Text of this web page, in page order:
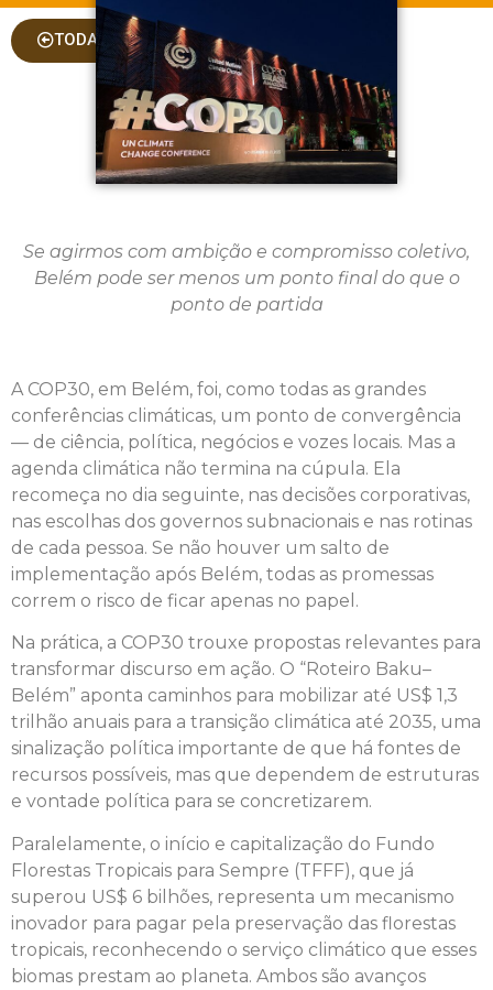
TODAS AS COLUNAS
Se agirmos com ambição e compromisso coletivo,
Belém pode ser menos um ponto final do que o
ponto de partida
A COP30, em Belém, foi, como todas as grandes
conferências climáticas, um ponto de convergência
— de ciência, política, negócios e vozes locais. Mas a
agenda climática não termina na cúpula. Ela
recomeça no dia seguinte, nas decisões corporativas,
nas escolhas dos governos subnacionais e nas rotinas
de cada pessoa. Se não houver um salto de
implementação após Belém, todas as promessas
correm o risco de ficar apenas no papel.
Na prática, a COP30 trouxe propostas relevantes para
transformar discurso em ação. O “Roteiro Baku–
Belém” aponta caminhos para mobilizar até US$ 1,3
trilhão anuais para a transição climática até 2035, uma
sinalização política importante de que há fontes de
recursos possíveis, mas que dependem de estruturas
e vontade política para se concretizarem.
Paralelamente, o início e capitalização do Fundo
Florestas Tropicais para Sempre (TFFF), que já
superou US$ 6 bilhões, representa um mecanismo
inovador para pagar pela preservação das florestas
tropicais, reconhecendo o serviço climático que esses
biomas prestam ao planeta. Ambos são avanços